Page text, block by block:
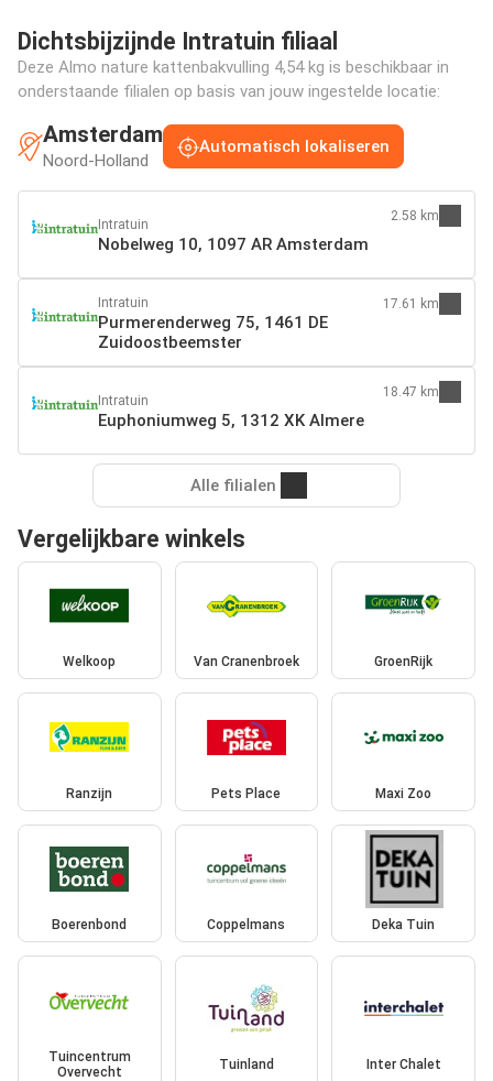
Dichtsbijzijnde Intratuin filiaal
Deze Almo nature kattenbakvulling 4,54 kg is beschikbaar in
onderstaande filialen op basis van jouw ingestelde locatie:
Amsterdam
Noord-Holland
Automatisch lokaliseren
Intratuin
Nobelweg 10, 1097 AR Amsterdam
2.58 km
Intratuin
Purmerenderweg 75, 1461 DE
Zuidoostbeemster
17.61 km
Intratuin
Euphoniumweg 5, 1312 XK Almere
18.47 km
Alle filialen
Vergelijkbare winkels
Welkoop Van Cranenbroek GroenRijk
Ranzijn Pets Place Maxi Zoo
Boerenbond Coppelmans Deka Tuin
Tuincentrum
Overvecht
Tuinland Inter Chalet